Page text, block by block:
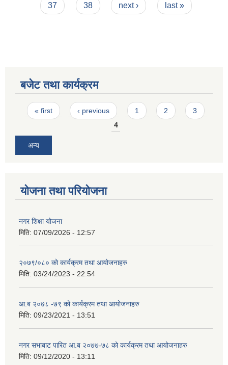
37
38 next › last »
बजेट तथा कार्यक्रम
Pages
« first ‹ previous 1 2
3
4
अन्य
योजना तथा परियोजना
नगर शिक्षा योजना
मिति: 07/09/2026 - 12:57
२०७९/०८० को कार्यक्रम तथा आयोजनाहरु
मिति: 03/24/2023 - 22:54
आ.ब २०७८ -७९ को कार्यक्रम तथा आयोजनाहरु
मिति: 09/23/2021 - 13:51
नगर सभाबाट पारित आ.ब २०७७-७८ को कार्यक्रम तथा आयोजनाहरु
मिति: 09/12/2020 - 13:11